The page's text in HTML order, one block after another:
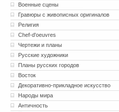
Военные сцены
Гравюры с живописных оригиналов
Религия
Chef-d'oeuvres
Чертежи и планы
Русские художники
Планы русских городов
Восток
Декоративно-прикладное искусство
Народы мира
Античность